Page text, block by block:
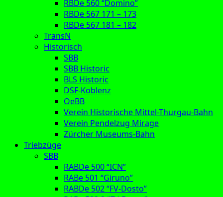
RBDe 560 “Domino”
RBDe 567 171 – 173
RBDe 567 181 – 182
TransN
Historisch
SBB
SBB Historic
BLS Historic
DSF-Koblenz
OeBB
Verein Historische Mittel-Thurgau-Bahn
Verein Pendelzug Mirage
Zürcher Museums-Bahn
Triebzüge
SBB
RABDe 500 “ICN”
RABe 501 “Giruno”
RABDe 502 “FV-Dosto”